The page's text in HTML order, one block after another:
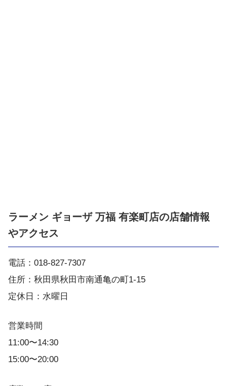
ラーメン ギョーザ 万福 有楽町店の店舗情報
やアクセス
電話：018-827-7307
住所：秋田県秋田市南通亀の町1-15
定休日：水曜日
営業時間
11:00〜14:30
15:00〜20:00